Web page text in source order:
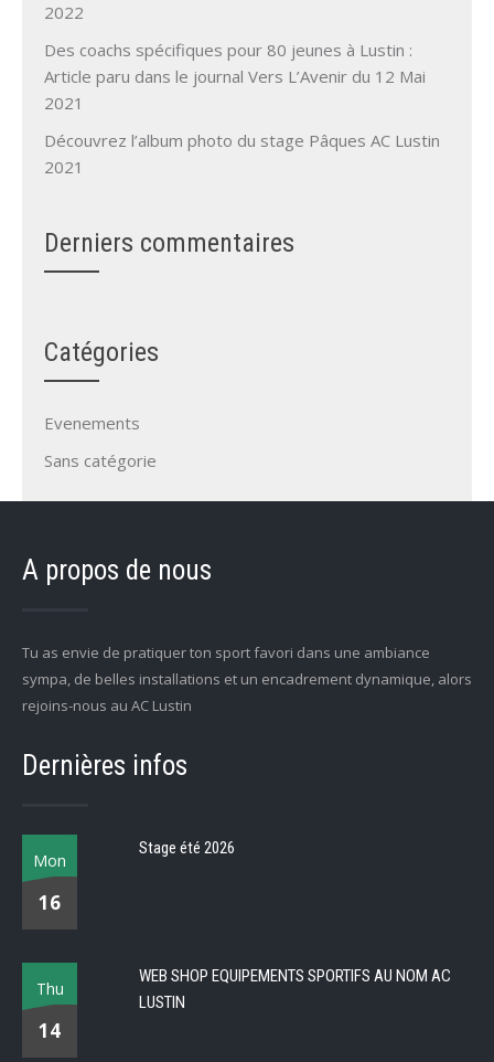
2022
Des coachs spécifiques pour 80 jeunes à Lustin :
Article paru dans le journal Vers L’Avenir du 12 Mai
2021
Découvrez l’album photo du stage Pâques AC Lustin
2021
Derniers commentaires
Catégories
Evenements
Sans catégorie
A propos de nous
Tu as envie de pratiquer ton sport favori dans une ambiance
sympa, de belles installations et un encadrement dynamique, alors
rejoins-nous au AC Lustin
Dernières infos
Mon
16
Stage été 2026
Thu
14
WEB SHOP EQUIPEMENTS SPORTIFS AU NOM AC
LUSTIN